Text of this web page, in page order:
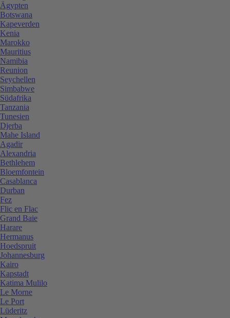
Ägypten
Botswana
Kapeverden
Kenia
Marokko
Mauritius
Namibia
Reunion
Seychellen
Simbabwe
Südafrika
Tanzania
Tunesien
Djerba
Mahe Island
Agadir
Alexandria
Bethlehem
Bloemfontein
Casablanca
Durban
Fez
Flic en Flac
Grand Baie
Harare
Hermanus
Hoedspruit
Johannesburg
Kairo
Kapstadt
Katima Mulilo
Le Morne
Le Port
Lüderitz